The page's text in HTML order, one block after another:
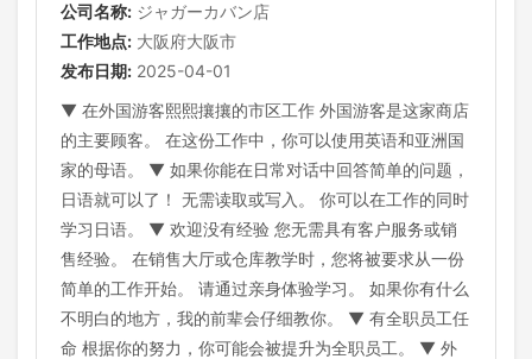
公司名称: ジャガーカバン店
工作地点: 大阪府大阪市
发布日期: 2025-04-01
▼ 在外国游客熙熙攘攘的市区工作 外国游客是这家商店
的主要顾客。 在这份工作中，你可以使用英语和亚洲国
家的母语。 ▼ 如果你能在日常对话中回答简单的问题，
日语就可以了！ 无需读取或写入。 你可以在工作的同时
学习日语。 ▼ 欢迎没有经验 您无需具有客户服务或销
售经验。 在销售大厅或仓库教学时，您将被要求从一份
简单的工作开始。 请通过亲身体验学习。 如果你有什么
不明白的地方，我的前辈会仔细教你。 ▼ 有全职员工任
命 根据你的努力，你可能会被提升为全职员工。 ▼ 外